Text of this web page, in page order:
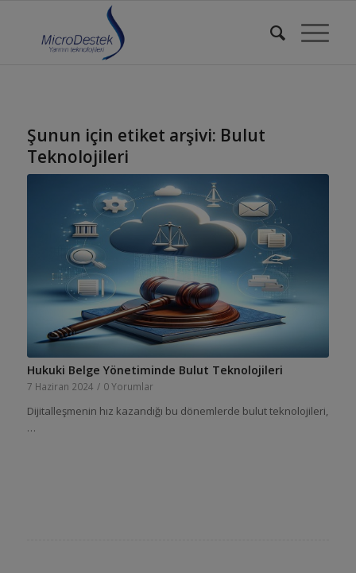
Şunun için etiket arşivi: Bulut
Teknolojileri
Hukuki Belge Yönetiminde Bulut Teknolojileri
7 Haziran 2024 / 0 Yorumlar
Dijitalleşmenin hız kazandığı bu dönemlerde bulut teknolojileri,
…